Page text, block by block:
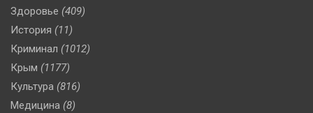
Здоровье (409)
История (11)
Криминал (1012)
Крым (1177)
Культура (816)
Медицина (8)